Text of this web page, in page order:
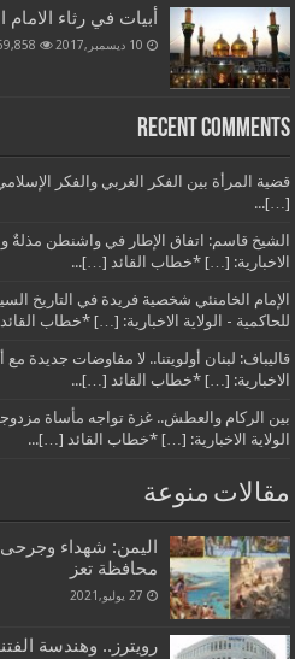
أبيات في رثاء
10 ديسمبر,2017
Recent Comments
قضية المرأة بين الفكر الغربي والفكر
[…]...
الشيخ قاسم: اتفاق الإطار في واشنطن مذلةٌ
الاخبارية: […] *خطاب القائد […]...
الإمام الخامنئي شخصية فريدة في التاريخ
للحاكمية - الولاية الاخبارية: […] *خطاب
قاليباف: لبنان أولويتنا.. لا مفاوضات جديدة مع
الاخبارية: […] *خطاب القائد […]...
بين الركام والعطش.. غزة تواجه مأساة
الولاية الاخبارية: […] *خطاب القائد […]...
مقالات منوعة
اليمن: شهداء
محافظة تعز
27 يوليو,2021
رويترز.. وهندسة